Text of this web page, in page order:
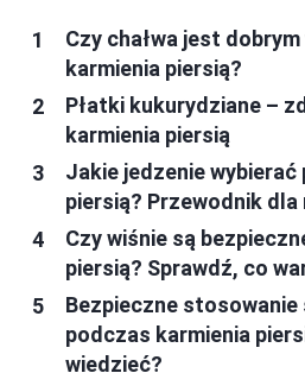
Czy chałwa jest
karmienia piersią?
Płatki kukurydziane –
karmienia piersią
Jakie jedzenie
piersią? Przewodnik dla
Czy wiśnie są
piersią? Sprawdź, co
Bezpieczne
podczas karmienia
wiedzieć?